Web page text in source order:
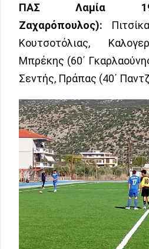
ΠΑΣ Λαμία
Ζαχαρόπουλος):
Κουτσοτόλιας,
Μπρέκης (60΄
Σεντής, Πράπας (40΄